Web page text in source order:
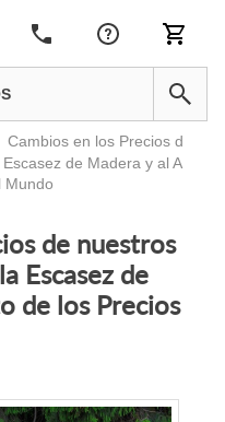
Cambios en los Precios d
de Madera y al A
Mundo
de nuestros
Escasez de
de los Precios